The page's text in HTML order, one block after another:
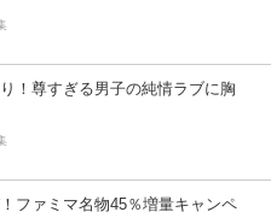
！尊すぎる男子の純情ラブに胸
ファミマ名物45％増量キャンペ